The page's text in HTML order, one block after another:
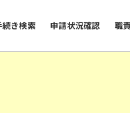
続き検索 申請状況確認 職